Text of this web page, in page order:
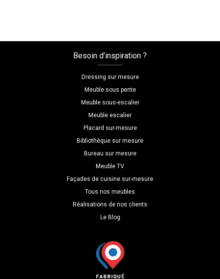
Besoin d’inspiration ?
Dressing sur mesure
Meuble sous pente
Meuble sous-escalier
Meuble escalier
Placard sur-mesure
Bibliothèque sur mesure
Bureau sur mesure
Meuble TV
Façades de cuisine sur-mesure
Tous nos meubles
Réalisations de nos clients
Le Blog